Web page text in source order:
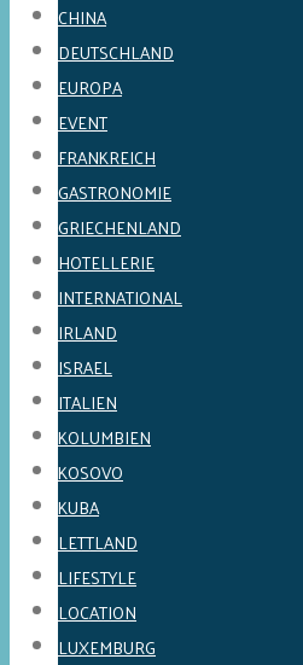
CHINA
DEUTSCHLAND
EUROPA
EVENT
FRANKREICH
GASTRONOMIE
GRIECHENLAND
HOTELLERIE
INTERNATIONAL
IRLAND
ISRAEL
ITALIEN
KOLUMBIEN
KOSOVO
KUBA
LETTLAND
LIFESTYLE
LOCATION
LUXEMBURG